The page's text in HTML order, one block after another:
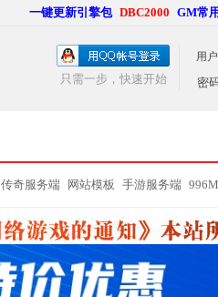
一键更新引擎包 DBC2000 GM常
用
密
只需一步，快速开始
传奇服务端 网站模板 手游服务端